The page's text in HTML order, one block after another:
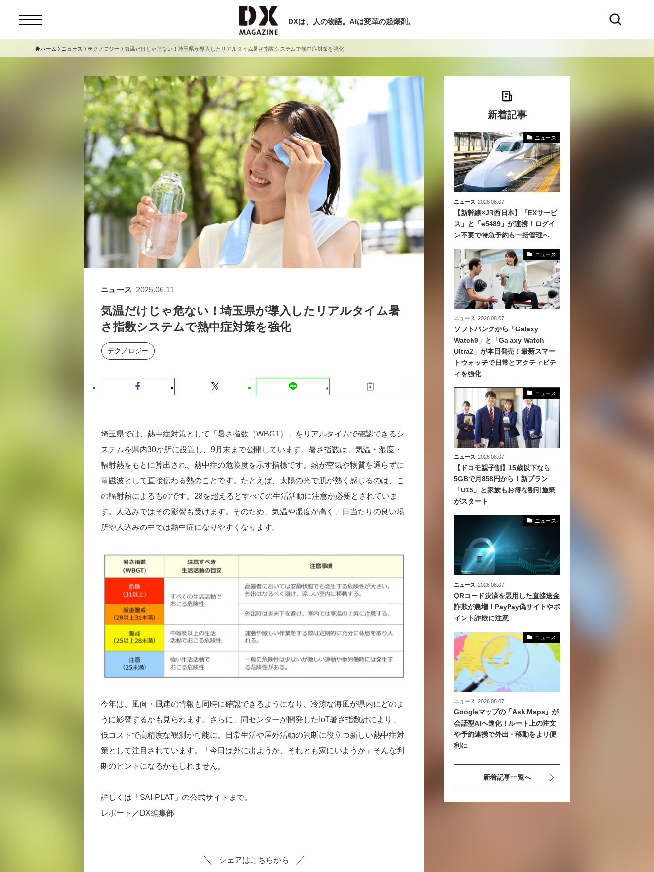
DXは、人の物語。AIは変革の起爆剤。
セミナー ニュース
サービスメニュー 日本オムニチャネル協会
トップページ
特集
動画
サイトマップ
お問い合わせ
個人情報保護法について
運営会社
採用情報
現在開催予定のセミナー
セミナー
非公開: 【8/6開催】AIエージェント時
代、日本企業は何から始めるべきか。〜
シリコンバレーAX最新潮流から学ぶ〜
2026-08-03
セミナー
【8/12開催】「イノベーションを数値化
する」～投資される事業の基準と、終活
DX「SouSou」に学ぶ資金調達・巻き込
ホーム ニュース テクノロジー 気温だけじゃ危ない！埼玉県が導入したリアルタイム暑さ指数システムで熱中症対策を強化
ニュース 2025.06.11
気温だけじゃ危ない！埼玉県が導入したリアルタイム暑
さ指数システムで熱中症対策を強化
テクノロジー
埼玉県では、熱中症対策として「暑さ指数（WBGT）」をリアルタイムで確認できるシ
ステムを県内30か所に設置し、9月末まで公開しています。暑さ指数は、気温・湿度・
輻射熱をもとに算出され、熱中症の危険度を示す指標です。熱が空気や物質を通らずに
電磁波として直接伝わる熱のことです。たとえば、太陽の光で肌が熱く感じるのは、こ
の輻射熱によるものです。28を超えるとすべての生活活動に注意が必要とされていま
す。人込みではその影響も受けます。そのため、気温や湿度が高く、日当たりの良い場
所や人込みの中では熱中症になりやすくなります。
今年は、風向・風速の情報も同時に確認できるようになり、冷涼な海風が県内にどのよ
うに影響するかも見られます。さらに、同センターが開発したIoT暑さ指数計により、
低コストで高精度な観測が可能に。日常生活や屋外活動の判断に役立つ新しい熱中症対
策として注目されています。「今日は外に出ようか、それとも家にいようか」そんな判
断のヒントになるかもしれません。
詳しくは「SAI-PLAT」の公式サイトまで。
レポート／DX編集部
シェアはこちらから
新着記事
ニュース
ニュース 2026.08.07
【新幹線×JR西日本】「EXサービ
ス」と「e5489」が連携！ログイ
ン不要で特急予約も一括管理へ
ニュース
ニュース 2026.08.07
ソフトバンクから「Galaxy
Watch9」と「Galaxy Watch
Ultra2」が本日発売！最新スマー
トウォッチで日常とアクティビテ
ィを強化
ニュース
ニュース 2026.08.07
【ドコモ親子割】15歳以下なら
5GBで月858円から！新プラン
「U15」と家族もお得な割引施策
がスタート
ニュース
ニュース 2026.08.07
QRコード決済を悪用した直接送金
詐欺が急増！PayPay偽サイトやポ
イント詐欺に注意
ニュース
ニュース 2026.08.07
Googleマップの「Ask Maps」が
会話型AIへ進化！ルート上の注文
や予約連携で外出・移動をより便
利に
新着記事一覧へ